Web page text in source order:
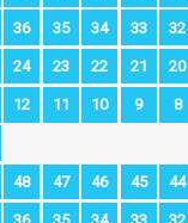
36 35 34 33 32
24 23 22 21 20
12 11 10 9 8
48 47 46 45 44